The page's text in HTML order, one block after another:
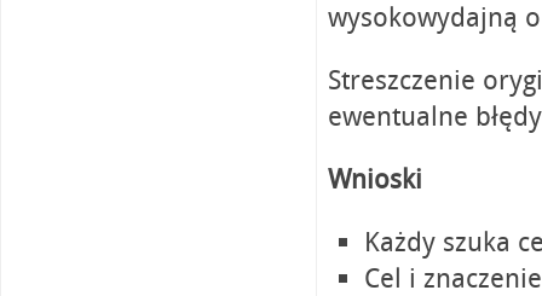
wysokowydajną
Streszczenie
ewentualne
Wnioski
Każdy szuka
Cel i